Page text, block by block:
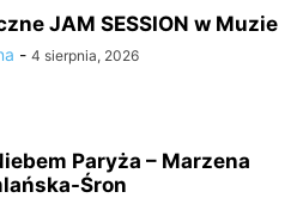
JAM SESSION w Muzie
- 4 sierpnia, 2026
Paryża – Marzena
Śron